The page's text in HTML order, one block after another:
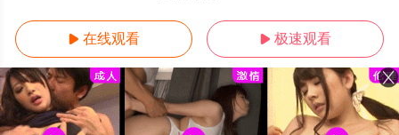
 在线观看  极速观看